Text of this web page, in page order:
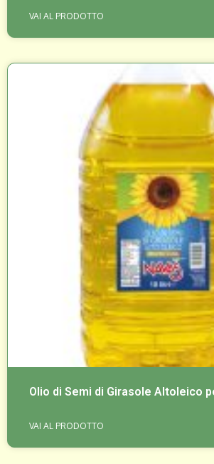
VAI AL PRODOTTO
Olio di Semi di Girasole Altoleico
VAI AL PRODOTTO